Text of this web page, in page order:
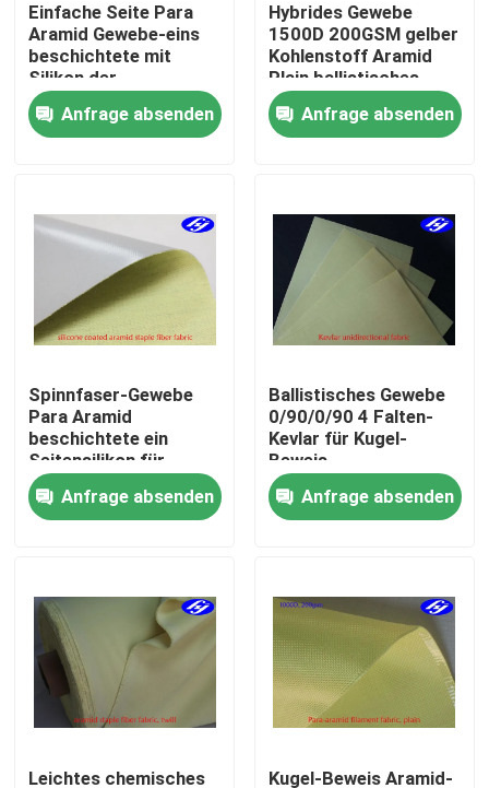
Produkte
Videos
Fabrik Tour
Qualitätskontrolle
Nachrichten
Referenzen
Kohlenstoff Aramid-Gewebe
Einfache Seite Para
Aramid Gewebe-eins
beschichtete mit
Silikon der
Flüssigkeits-100GSM
Anfrage absenden
Hybrides Gewebe
1500D 200GSM gelber
Kohlenstoff Aramid
Plain ballistisches
Kevlar-Gewebe
Anfrage absenden
Spinnfaser-Gewebe
Para Aramid
beschichtete ein
Seitensilikon für
Schweißens-Roboter
Anfrage absenden
Ballistisches Gewebe
0/90/0/90 4 Falten-
Kevlar für Kugel-
Beweis
bekleidet/Schutzkleidung
Anfrage absenden
Leichtes chemisches Kugel-Beweis Aramid-